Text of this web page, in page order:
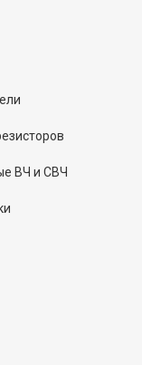
ВЧ и СВЧ